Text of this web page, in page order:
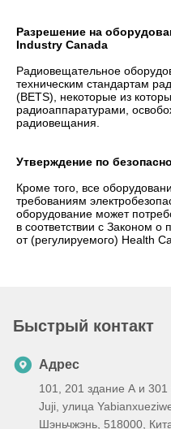
Разрешение на
Industry Canada
Радиовещательное
техническим стандартам
(BETS), некоторые из
радиоаппаратурами,
радиовещания.
Утверждение по
Кроме того, все
требованиям
оборудование может
в соответствии с Законом о
от (регулируемого) Health
Быстрый контакт
Адрес
101, 201 здание А и
Juji, улица
Шэньчжэнь, 518000,